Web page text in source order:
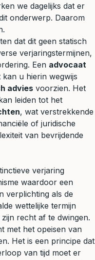
we dagelijks dat er
onderwerp. Daarom
dat dit geen statisch
verjaringstermijnen,
Een advocaat
kan u hierin wegwijs
advies voorzien. Het
leiden tot het
, wat verstrekkende
of juridische
van bevrijdende
verjaring
waardoor een
verplichting als de
wettelijke termijn
recht af te dwingen.
met het opeisen van
Het is een principe dat
van tijd moet er